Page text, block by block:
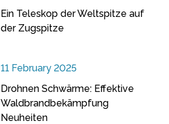
Ein Teleskop der Weltspitze auf
der Zugspitze
11 February 2025
Drohnen Schwärme: Effektive
Waldbrandbekämpfung
Neuheiten